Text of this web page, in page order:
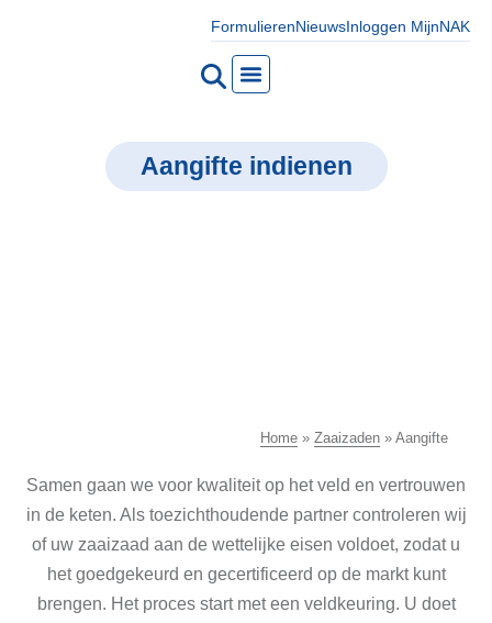
FormulierenNieuwsInloggen MijnNAK
Aangifte indienen
Home » Zaaizaden » Aangifte
Samen gaan we voor kwaliteit op het veld en vertrouwen
in de keten. Als toezichthoudende partner controleren wij
of uw zaaizaad aan de wettelijke eisen voldoet, zodat u
het goedgekeurd en gecertificeerd op de markt kunt
brengen. Het proces start met een veldkeuring. U doet